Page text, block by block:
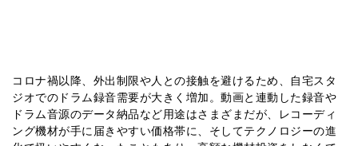
コロナ禍以降、外出制限や人との接触を避けるため、自宅スタ
ジオでのドラム録音需要が大きく増加。動画と連動した録音や
ドラム音源のデータ納品など用途はさまざまだが、レコーディ
ング機材が手に届きやすい価格帯に、そしてテクノロジーの進